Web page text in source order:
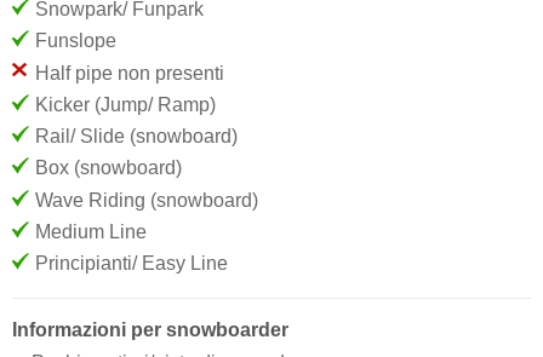
Snowpark/ Funpark
Funslope
Half pipe non presenti
Kicker (Jump/ Ramp)
Rail/ Slide (snowboard)
Box (snowboard)
Wave Riding (snowboard)
Medium Line
Principianti/ Easy Line
Informazioni per snowboarder